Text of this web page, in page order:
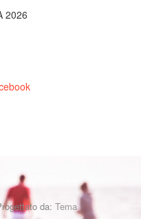
2026
da: Tema